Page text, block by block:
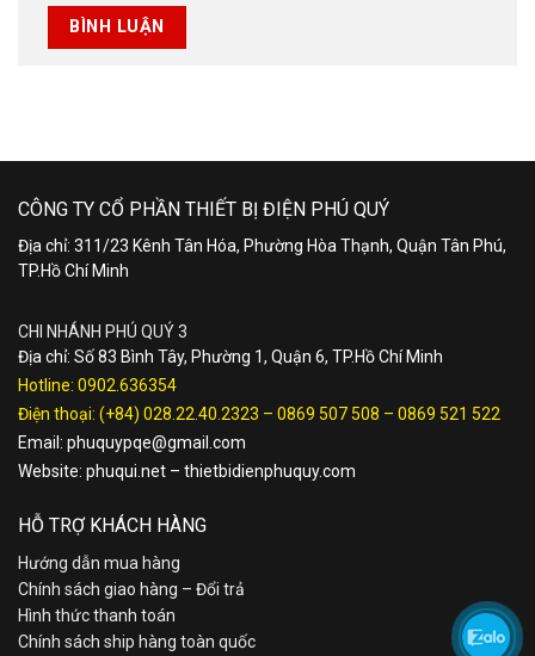
CÔNG TY CỔ PHẦN THIẾT BỊ ĐIỆN PHÚ QUÝ
Địa chỉ: 311/23 Kênh Tân Hóa, Phường Hòa Thạnh, Quận Tân Phú,
TP.Hồ Chí Minh
CHI NHÁNH PHÚ QUÝ 3
Địa chỉ: Số 83 Bình Tây, Phường 1, Quận 6, TP.Hồ Chí Minh
Hotline: 0902.636354
Điện thoại: (+84) 028.22.40.2323 – 0869 507 508 – 0869 521 522
Email: phuquypqe@gmail.com
Website: phuqui.net – thietbidienphuquy.com
HỖ TRỢ KHÁCH HÀNG
Hướng dẫn mua hàng
Chính sách giao hàng – Đổi trả
Hình thức thanh toán
Chính sách ship hàng toàn quốc